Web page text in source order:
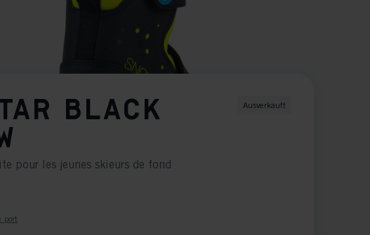
BLACK
pour les jeunes skieurs de fond
Ausverkauft
port